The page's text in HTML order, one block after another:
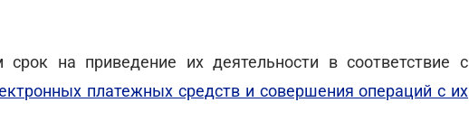
срок на приведение их деятельности в соответствие с
платежных средств и совершения операций с их